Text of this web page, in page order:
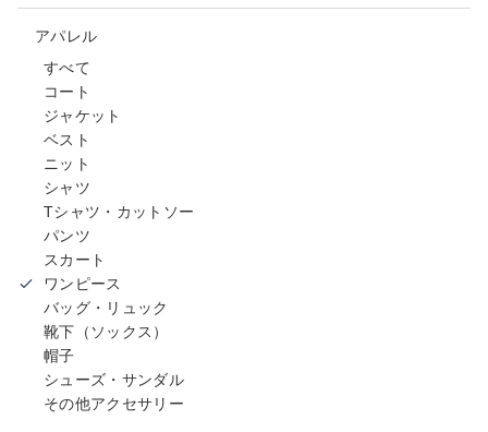
アパレル
すべて
コート
ジャケット
ベスト
ニット
シャツ
Tシャツ・カットソー
パンツ
スカート
ワンピース
バッグ・リュック
靴下（ソックス）
帽子
シューズ・サンダル
その他アクセサリー